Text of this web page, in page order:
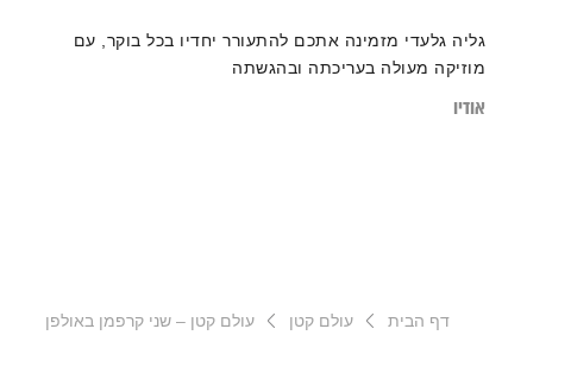
גליה גלעדי מזמינה אתכם להתעורר יחדיו בכל בוקר, עם
מוזיקה מעולה בעריכתה ובהגשתה
אודיו
דף הבית עולם קטן עולם קטן – שני קרפמן באולפן